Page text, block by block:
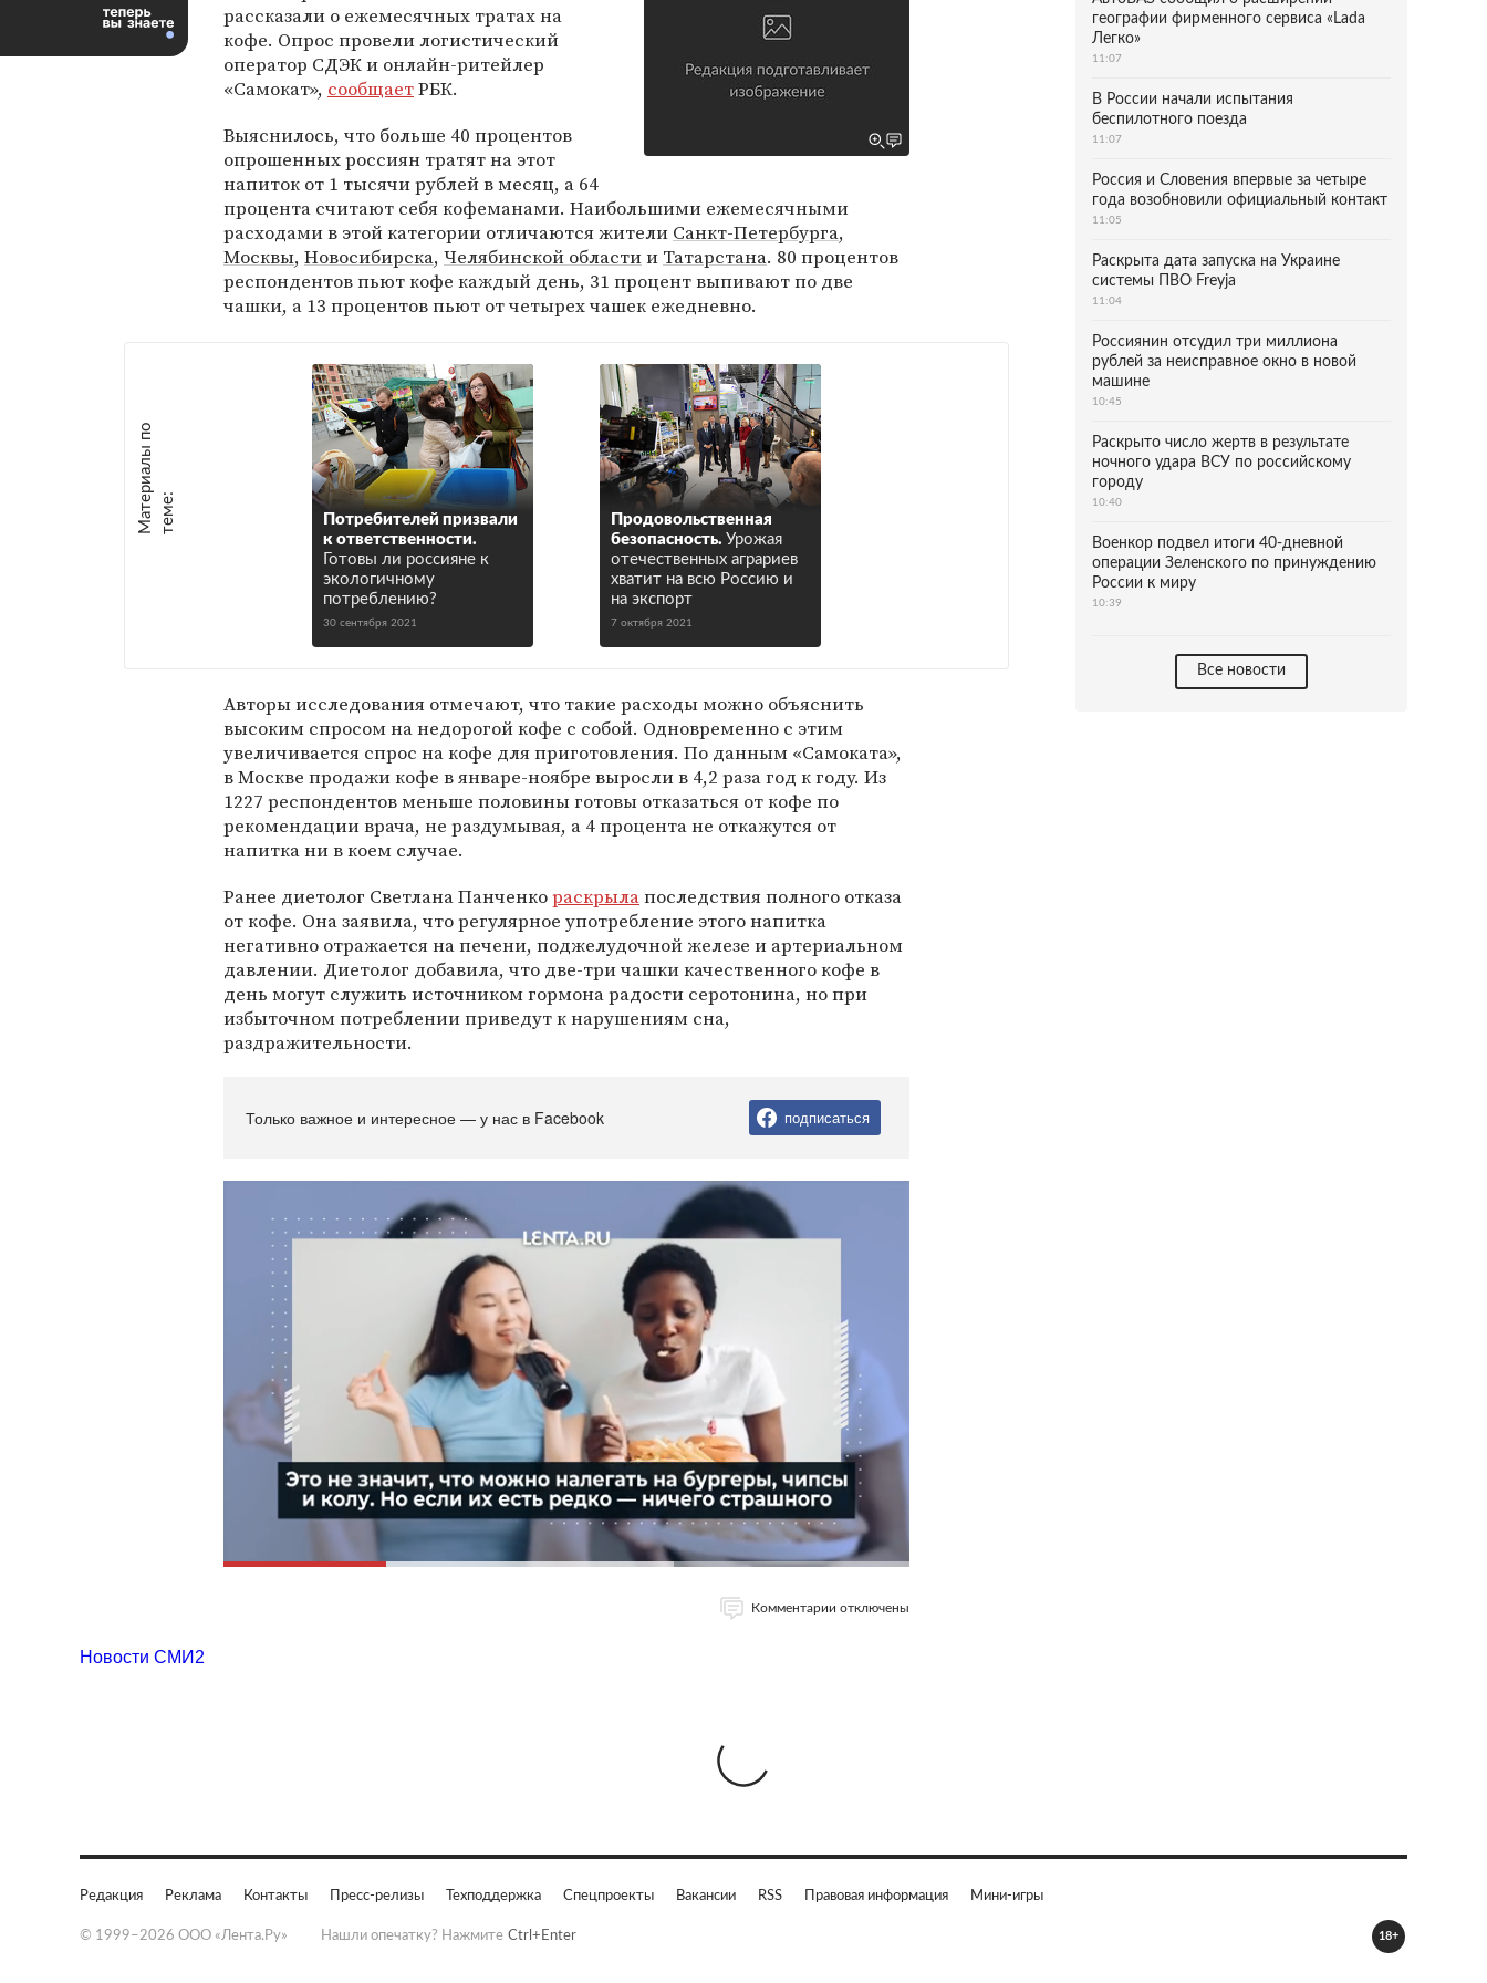
рассказали о ежемесячных тратах на
кофе. Опрос провели логистический
оператор СДЭК и онлайн-ритейлер
«Самокат», сообщаетРБК.
Выяснилось, что больше 40 процентов
опрошенных россиян тратят на этот
напиток от 1 тысячи рублей в месяц, а 64
процента считают себя кофеманами. Наибольшими ежемесячными
расходами в этой категории отличаются жители Санкт-Петербурга,
Москвы, Новосибирска, Челябинской областии Татарстана. 80 процентов
респондентов пьют кофе каждый день, 31 процент выпивают по две
чашки, а 13 процентов пьют от четырех чашек ежедневно.
М
а
т е
р
и
а
л
ы
п
о
т
е
м
е :
Потребителей призвали
к ответственности.
Готовы ли россияне к
экологичному
потреблению?
30 сентября 2021
Продовольственная
безопасность. Урожая
отечественных аграриев
хватит на всю Россию и
на экспорт
7 октября 2021
Авторы исследования отмечают, что такие расходы можно объяснить
высоким спросом на недорогой кофе с собой. Одновременно с этим
увеличивается спрос на кофе для приготовления. По данным «Самоката»,
в Москве продажи кофе в январе-ноябре выросли в 4,2 раза год к году. Из
1227 респондентов меньше половины готовы отказаться от кофе по
рекомендации врача, не раздумывая, а 4 процента не откажутся от
напитка ни в коем случае.
Ранее диетолог Светлана Панченкораскрылапоследствия полного отказа
от кофе. Она заявила, что регулярное употребление этого напитка
негативно отражается на печени, поджелудочной железе и артериальном
давлении. Диетолог добавила, что две-три чашки качественного кофе в
день могут служить источником гормона радости серотонина, но при
избыточном потреблении приведут к нарушениям сна,
раздражительности.
Только важное и интересное — у нас в Facebook подписаться
Комментарии отключены
географии фирменного сервиса «Lada
Легко»
11:07
В России начали испытания
беспилотного поезда
11:07
Россия и Словения впервые за четыре
года возобновили официальный контакт
11:05
Раскрыта дата запуска на Украине
системы ПВО Freyja
11:04
Россиянин отсудил три миллиона
рублей за неисправное окно в новой
машине
10:45
Раскрыто число жертв в результате
ночного удара ВСУ по российскому
городу
10:40
Военкор подвел итоги 40-дневной
операции Зеленского по принуждению
России к миру
10:39
Все новости
Новости СМИ2
Редакция Реклама Контакты Пресс-релизы Техподдержка Спецпроекты Вакансии RSS Правовая информация Мини-игры
© 1999–2026 ООО «Лента.Ру» Нашли опечатку? Нажмите Ctrl+Enter 18+